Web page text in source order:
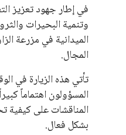
في إطار جهود تعزيز
وتنمية البحيرات
الميدانية في مزرعة
المجال.
تأتي هذه الزيارة في
المسؤولون اهتماماً
المناقشات على كيفية
بشكل فعال.